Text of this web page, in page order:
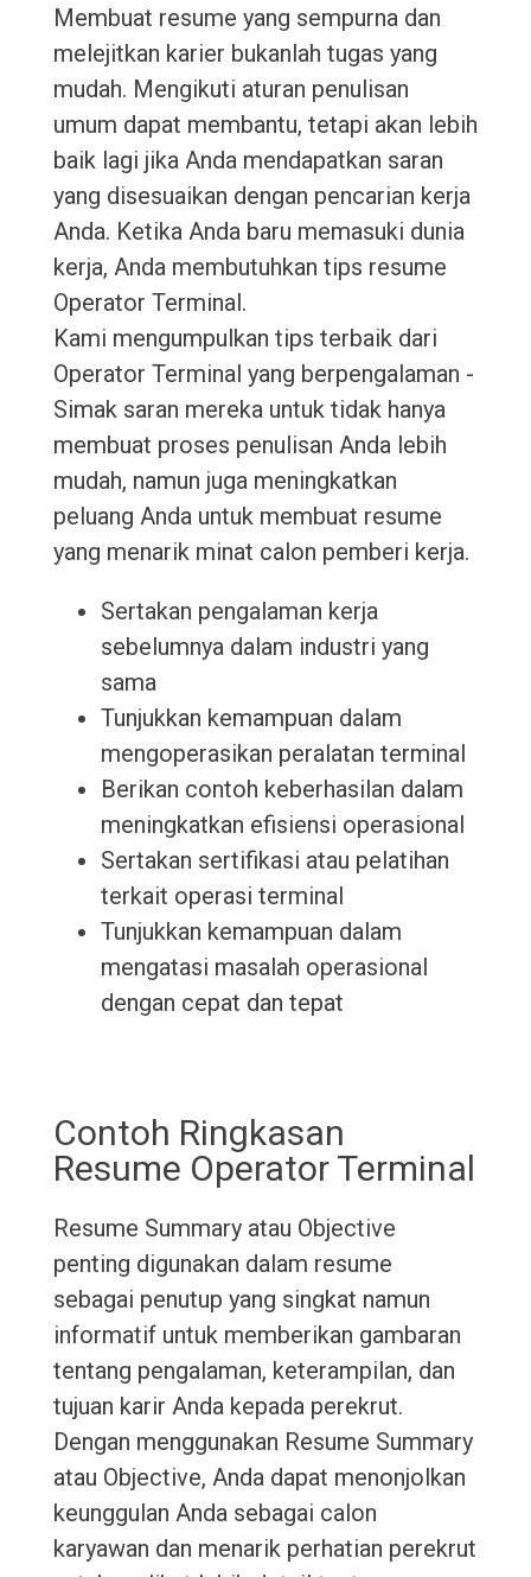
Membuat resume yang sempurna dan
melejitkan karier bukanlah tugas yang
mudah. Mengikuti aturan penulisan
umum dapat membantu, tetapi akan lebih
baik lagi jika Anda mendapatkan saran
yang disesuaikan dengan pencarian kerja
Anda. Ketika Anda baru memasuki dunia
kerja, Anda membutuhkan tips resume
Operator Terminal.
Kami mengumpulkan tips terbaik dari
Operator Terminal yang berpengalaman -
Simak saran mereka untuk tidak hanya
membuat proses penulisan Anda lebih
mudah, namun juga meningkatkan
peluang Anda untuk membuat resume
yang menarik minat calon pemberi kerja.
Sertakan pengalaman kerja
sebelumnya dalam industri yang
sama
Tunjukkan kemampuan dalam
mengoperasikan peralatan terminal
Berikan contoh keberhasilan dalam
meningkatkan efisiensi operasional
Sertakan sertifikasi atau pelatihan
terkait operasi terminal
Tunjukkan kemampuan dalam
mengatasi masalah operasional
dengan cepat dan tepat
Contoh Ringkasan
Resume Operator Terminal
Resume Summary atau Objective
penting digunakan dalam resume
sebagai penutup yang singkat namun
informatif untuk memberikan gambaran
tentang pengalaman, keterampilan, dan
tujuan karir Anda kepada perekrut.
Dengan menggunakan Resume Summary
atau Objective, Anda dapat menonjolkan
keunggulan Anda sebagai calon
karyawan dan menarik perhatian perekrut